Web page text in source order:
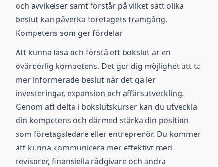
och avvikelser samt förstår på vilket sätt olika
beslut kan påverka företagets framgång.
Kompetens som ger fördelar
Att kunna läsa och förstå ett bokslut är en
ovärderlig kompetens. Det ger dig möjlighet att ta
mer informerade beslut när det gäller
investeringar, expansion och affärsutveckling.
Genom att delta i bokslutskurser kan du utveckla
din kompetens och därmed stärka din position
som företagsledare eller entreprenör. Du kommer
att kunna kommunicera mer effektivt med
revisorer, finansiella rådgivare och andra